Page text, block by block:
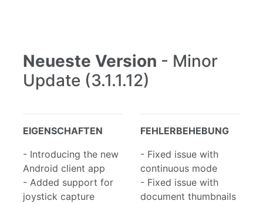
Neueste Version - Minor
Update (3.1.1.12)
EIGENSCHAFTEN
- Introducing the new
Android client app
- Added support for
joystick capture
FEHLERBEHEBUNG
- Fixed issue with
continuous mode
- Fixed issue with
document thumbnails